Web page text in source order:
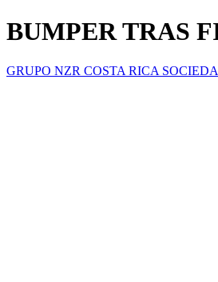
BUMPER TRAS
GRUPO NZR COSTA RICA